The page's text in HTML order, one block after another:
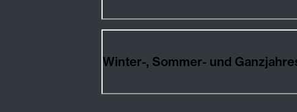
Winter-, Sommer- und